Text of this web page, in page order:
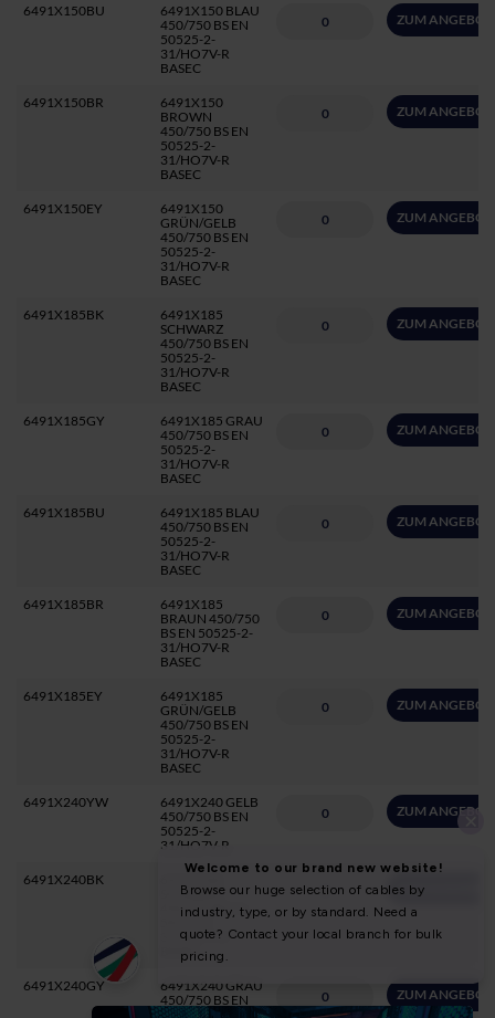
6491X150BU
6491X150 BLAU
450/750 BS EN
50525-2-
31/HO7V-R
BASEC
ZUM
6491X150BR
6491X150
BROWN
450/750 BS EN
50525-2-
31/HO7V-R
BASEC
ZUM
6491X150EY
6491X150
GRÜN/GELB
450/750 BS EN
50525-2-
31/HO7V-R
BASEC
ZUM
6491X185BK
6491X185
SCHWARZ
450/750 BS EN
50525-2-
31/HO7V-R
BASEC
ZUM
6491X185GY
6491X185 GRAU
450/750 BS EN
50525-2-
31/HO7V-R
BASEC
ZUM
6491X185BU
6491X185 BLAU
450/750 BS EN
50525-2-
31/HO7V-R
BASEC
ZUM
6491X185BR
6491X185
BRAUN 450/750
BS EN 50525-2-
31/HO7V-R
BASEC
ZUM
6491X185EY
6491X185
GRÜN/GELB
450/750 BS EN
50525-2-
31/HO7V-R
BASEC
ZUM
6491X240YW
6491X240 GELB
450/750 BS EN
50525-2-
31/HO7V-R
ZUM
6491X240BK
SCHWARZ
450/750 BS EN
50525-2-
31/HO7V-R
BASEC
ZUM
6491X240GY
6491X240 GRAU
450/750 BS EN
50525-2-
ZUM